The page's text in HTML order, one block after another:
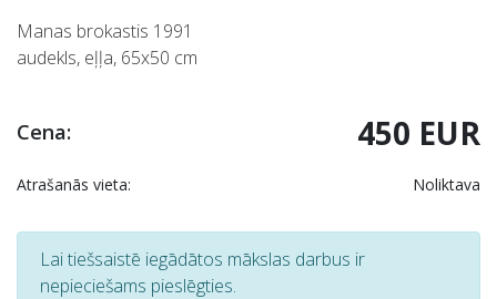
Manas brokastis 1991
audekls, eļļa, 65x50 cm
Cena: 450 EUR
Atrašanās vieta: Noliktava
Lai tiešsaistē iegādātos mākslas darbus ir
nepieciešams pieslēgties.